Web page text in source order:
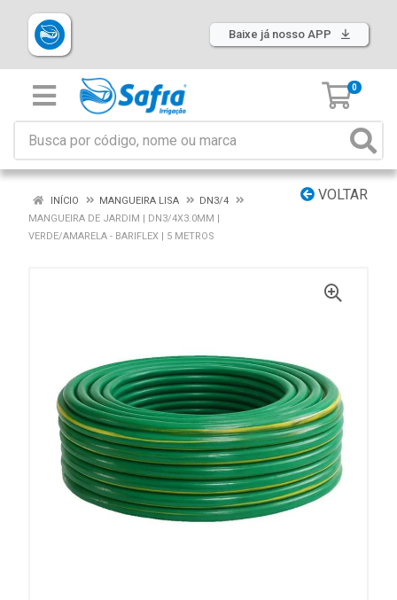
Baixe já nosso APP
0
VOLTAR
INÍCIO MANGUEIRA LISA
DN3/4
MANGUEIRA DE JARDIM | DN3/4X3.0MM |
VERDE/AMARELA - BARIFLEX | 5 METROS